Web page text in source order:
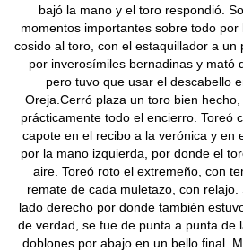
bajó la mano y el toro respondió.
momentos importantes sobre todo
cosido al toro, con el estaquillador a un
por inverosímiles bernadinas y mató
pero tuvo que usar el descabello
Oreja.Cerró plaza un toro bien
prácticamente todo el encierro. Toreó
capote en el recibo a la verónica y en
por la mano izquierda, por donde el
aire. Toreó roto el extremeño, con
remate de cada muletazo, con
lado derecho por donde también
de verdad, se fue de punta a punta de
doblones por abajo en un bello final.